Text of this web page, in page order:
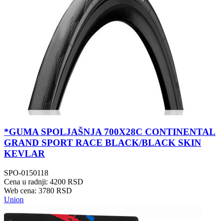
*GUMA SPOLJAŠNJA 700X28C CONTINENTAL
GRAND SPORT RACE BLACK/BLACK SKIN
KEVLAR
SPO-0150118
Cena u radnji: 4200 RSD
Web cena: 3780 RSD
Union